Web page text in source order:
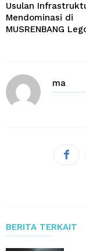
Usulan
Mendominasi di
MUSRENBANG
ma
BERITA TERKAIT